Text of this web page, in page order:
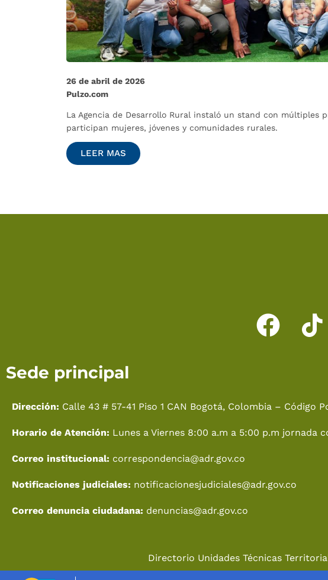
26 de abril de 2026
Pulzo.com
La Agencia de Desarrollo Rural instaló un stand con múltiples
participan mujeres, jóvenes y comunidades rurales.
LEER MAS
F
b
o
k
T
t
o
k
Sede principal
Dirección: Calle 43 # 57-41 Piso 1 CAN Bogotá, Colombia – Código
Horario de Atención: Lunes a Viernes 8:00 a.m a 5:00 p.m jornada
Correo institucional: correspondencia@adr.gov.co
Notificaciones judiciales: notificacionesjudiciales@adr.gov.co
Correo denuncia ciudadana: denuncias@adr.gov.co
Directorio Unidades Técnicas